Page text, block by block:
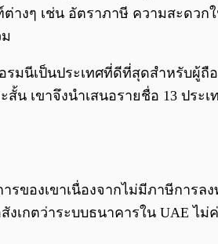
างๆ เช่น อัตราภาษี ความสะด
รมนีเป็นประเทศที่ดีที่สุดสำหรับ
น เขาจึงนำเสนอรายชื่อ 13 ประ
รของเขาเนื่องจากไม่มีภาษีกา
งเกตว่าระบบธนาคารใน UAE